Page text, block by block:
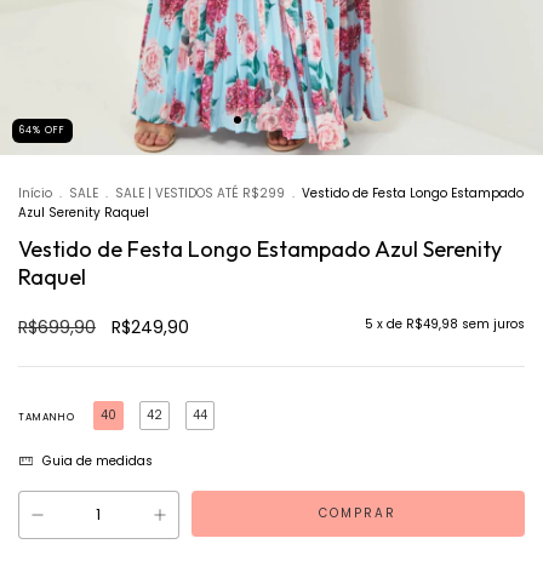
64% OFF
Início . SALE . SALE | VESTIDOS ATÉ R$299 . Vestido de Festa Longo Estampado
Azul Serenity Raquel
Vestido de Festa Longo Estampado Azul Serenity
Raquel
R$699,90 R$249,90 5 x de R$49,98 sem juros
TAMANHO 40 42 44
Guia de medidas